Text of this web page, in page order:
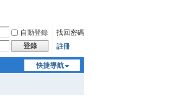
自動登錄
找回密碼
登錄 註冊
快捷導航